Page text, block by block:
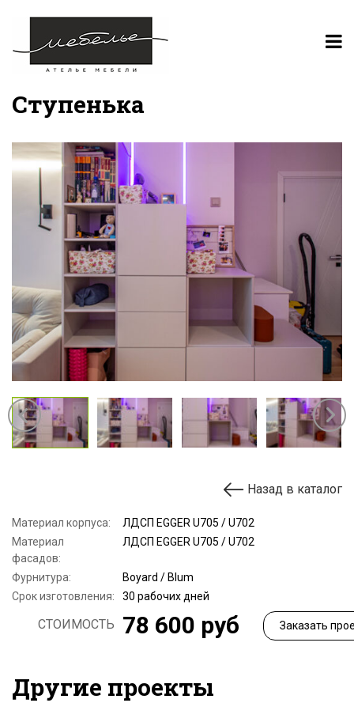
Ступенька
Назад в каталог
Материал корпуса:
ЛДСП EGGER U705 / U702
Материал
фасадов:
ЛДСП EGGER U705 / U702
Фурнитура:
Boyard / Blum
Срок изготовления:
30 рабочих дней
СТОИМОСТЬ 78 600 руб Заказать
Другие проекты